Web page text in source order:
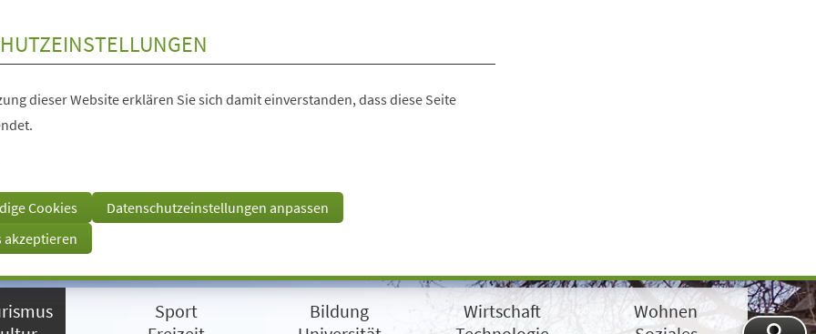
dieser Website erklären Sie sich damit einverstanden, dass diese Seite
Cookies
Datenschutzeinstellungen anpassen
akzeptieren
Sport
Bildung
Wirtschaft
Wohnen